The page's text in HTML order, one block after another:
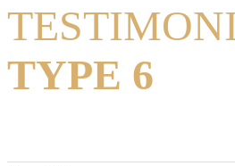
TYPE 6